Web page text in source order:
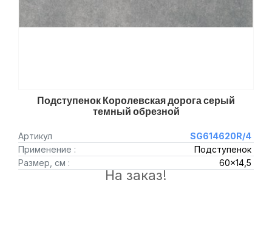
Подступенок Королевская дорога серый
темный обрезной
Артикул
SG614620R/4
Применение :
Подступенок
Размер, см :
60x14,5
На заказ!